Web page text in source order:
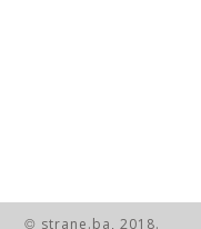
© strane.ba, 2018.